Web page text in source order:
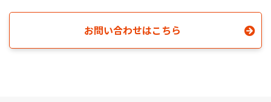
お問い合わせはこちら